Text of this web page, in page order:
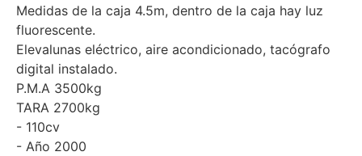
Medidas de la caja 4.5m, dentro de la caja hay luz
fluorescente.
Elevalunas eléctrico, aire acondicionado, tacógrafo
digital instalado.
P.M.A 3500kg
TARA 2700kg
- 110cv
- Año 2000